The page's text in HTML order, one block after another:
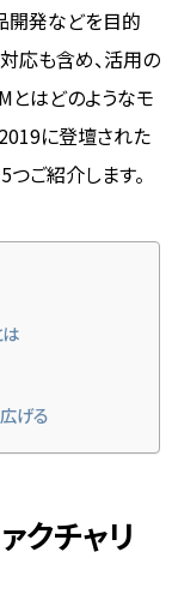
開発などを目的
応も含め、活用の
とはどのようなモ
に登壇された
ご紹介します。
は
げる
クチャリ